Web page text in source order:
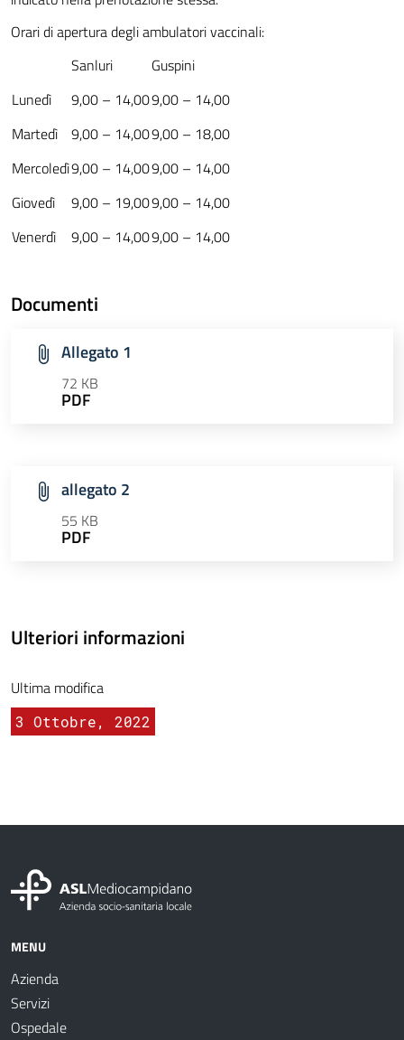
Orari di apertura degli ambulatori vaccinali:
Sanluri
Guspini
Lunedì
9,00 – 14,009,00 – 14,00
Martedì
9,00 – 14,009,00 – 18,00
Mercoledì9,00 – 14,009,00 – 14,00
Giovedì
9,00 – 19,009,00 – 14,00
Venerdì
9,00 – 14,009,00 – 14,00
Documenti
Allegato 1
72 KB
PDF
allegato 2
55 KB
PDF
Ulteriori informazioni
Ultima modifica
3 Ottobre, 2022
MENU
Azienda
Servizi
Ospedale